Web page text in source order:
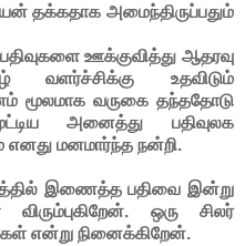
தக்கதாக அமைந்திருப்பதும்
ஊக்குவித்து ஆதரவு
உதவிடும்
மூலமாக வருகை தந்ததோடு
அனைத்து பதிவுலக
எனது மனமார்ந்த நன்றி.
இணைத்த பதிவை இன்று
ஒரு சிலர்
என்று நினைக்கிறேன்.